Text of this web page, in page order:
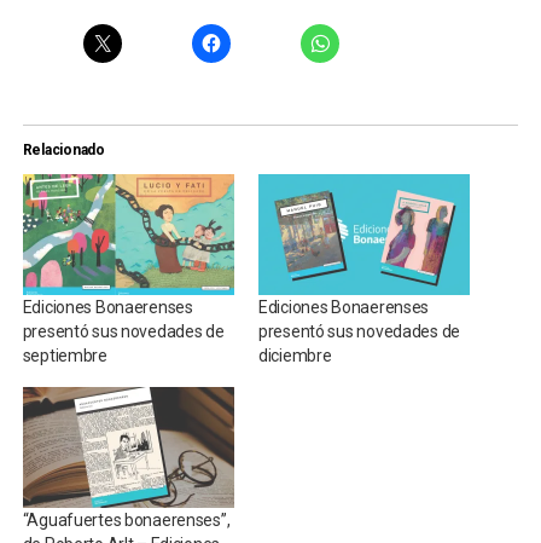
Relacionado
Ediciones Bonaerenses
presentó sus novedades de
septiembre
Ediciones Bonaerenses
presentó sus novedades de
diciembre
“Aguafuertes bonaerenses”,